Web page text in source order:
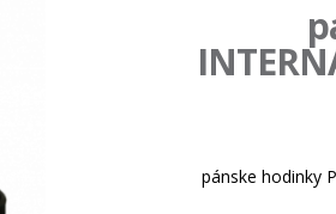
pánske hodinky